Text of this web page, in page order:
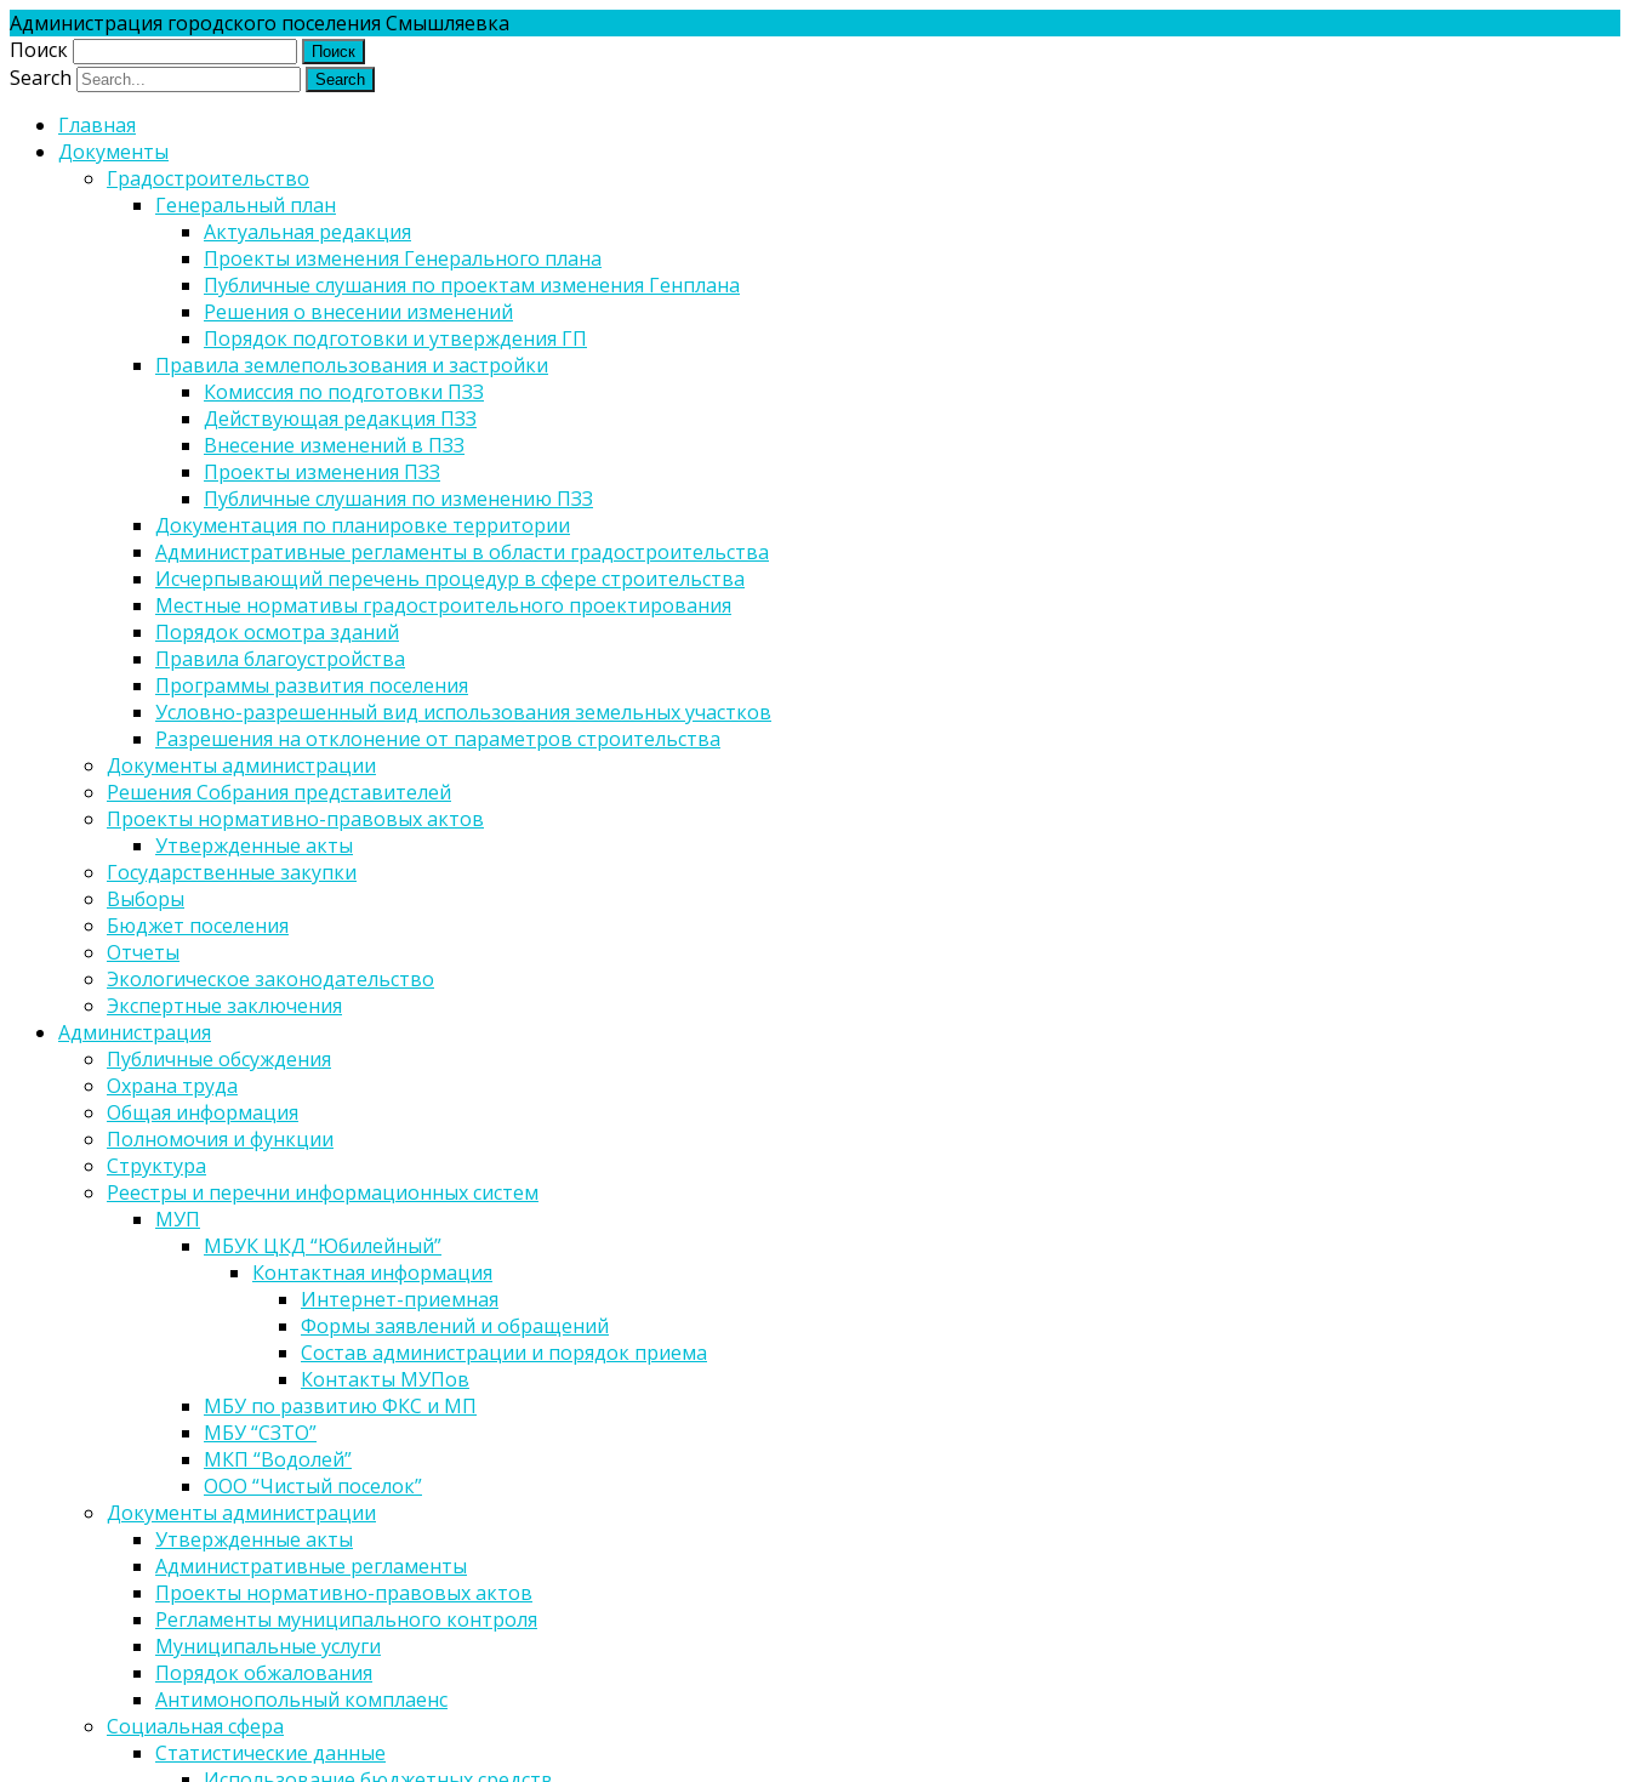
Администрация городского поселения Смышляевка
Поиск
Search
Главная
Документы
Градостроительство
Генеральный план
Актуальная редакция
Проекты изменения Генерального плана
Публичные слушания по проектам изменения Генплана
Решения о внесении изменений
Порядок подготовки и утверждения ГП
Правила землепользования и застройки
Комиссия по подготовки ПЗЗ
Действующая редакция ПЗЗ
Внесение изменений в ПЗЗ
Проекты изменения ПЗЗ
Публичные слушания по изменению ПЗЗ
Документация по планировке территории
Административные регламенты в области градостроительства
Исчерпывающий перечень процедур в сфере строительства
Местные нормативы градостроительного проектирования
Порядок осмотра зданий
Правила благоустройства
Программы развития поселения
Условно-разрешенный вид использования земельных участков
Разрешения на отклонение от параметров строительства
Документы администрации
Решения Собрания представителей
Проекты нормативно-правовых актов
Утвержденные акты
Государственные закупки
Выборы
Бюджет поселения
Отчеты
Экологическое законодательство
Экспертные заключения
Администрация
Публичные обсуждения
Охрана труда
Общая информация
Полномочия и функции
Структура
Реестры и перечни информационных систем
МУП
МБУК ЦКД “Юбилейный”
Контактная информация
Интернет-приемная
Формы заявлений и обращений
Состав администрации и порядок приема
Контакты МУПов
МБУ по развитию ФКС и МП
МБУ “СЗТО”
МКП “Водолей”
ООО “Чистый поселок”
Документы администрации
Утвержденные акты
Административные регламенты
Проекты нормативно-правовых актов
Регламенты муниципального контроля
Муниципальные услуги
Порядок обжалования
Антимонопольный комплаенс
Социальная сфера
Статистические данные